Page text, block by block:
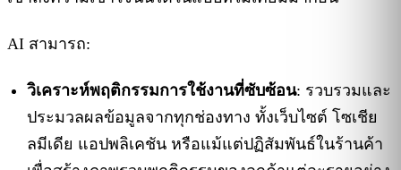
AI สามารถ:
วิเคราะห์พฤติกรรมการใช้งานที่ซับซ้อน: รวบรวมและ
ประมวลผลข้อมูลจากทุกช่องทาง ทั้งเว็บไซต์ โซเชีย
ลมีเดีย แอปพลิเคชัน หรือแม้แต่ปฏิสัมพันธ์ในร้านค้า